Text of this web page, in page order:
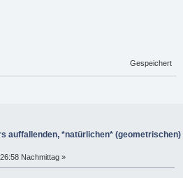
Gespeichert
auffallenden, *natürlichen* (geometrischen)
Nachmittag »